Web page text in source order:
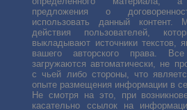
предложения о
использовать данный
действия пользователей,
выкладывают источники текстов,
вашего авторского права.
загружаются автоматически, не
с чьей либо стороны, что
опыте размещения информации в
Не смотря на это, при
касательно ссылок на